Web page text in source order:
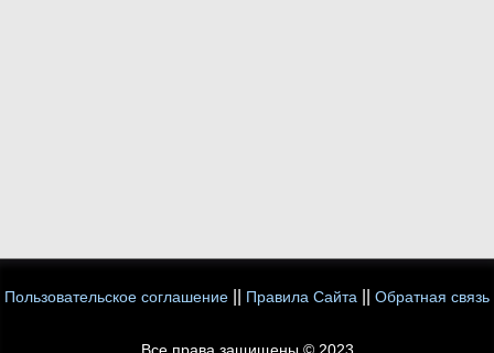
Пользовательское соглашение Правила Сайта Обратная связь